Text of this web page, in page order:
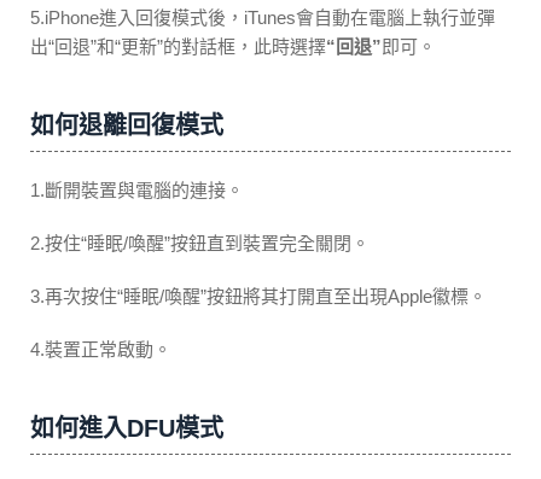
5.iPhone進入回復模式後，iTunes會自動在電腦上執行並彈
出“回退”和“更新”的對話框，此時選擇“回退”即可。
如何退離回復模式
1.斷開裝置與電腦的連接。
2.按住“睡眠/喚醒”按鈕直到裝置完全關閉。
3.再次按住“睡眠/喚醒”按鈕將其打開直至出現Apple徽標。
4.裝置正常啟動。
如何進入DFU模式